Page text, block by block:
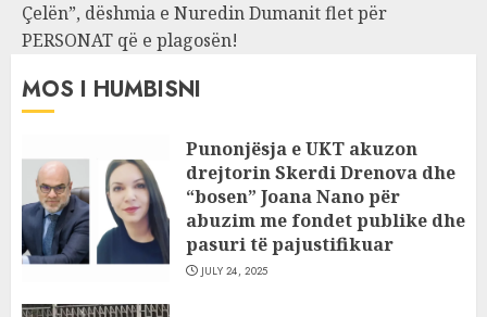
Çelën”, dëshmia e Nuredin Dumanit flet për
PERSONAT që e plagosën!
MOS I HUMBISNI
Punonjësja e UKT akuzon
drejtorin Skerdi Drenova dhe
“bosen” Joana Nano për
abuzim me fondet publike dhe
pasuri të pajustifikuar
JULY 24, 2025